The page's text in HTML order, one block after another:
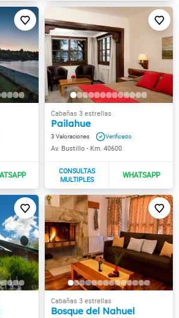
Pailahue
3
Av. Bustillo - Km. 40600
Bosque del Nahuel